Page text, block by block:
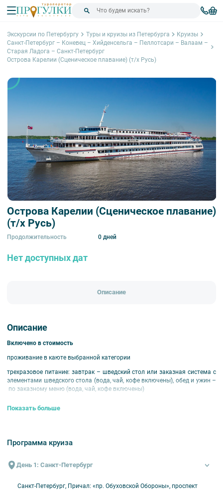
Экскурсии по Петербургу Туры и круизы из Петербурга
Круизы
Санкт-Петербург – Коневец – Хийденсельга – Пеллотсари – Валаам –
Старая Ладога – Санкт-Петербург
Острова Карелии (Сценическое плавание) (т/х Русь)
Острова Карелии (Сценическое плавание)
(т/х Русь)
Продолжительность 0 дней
Нет доступных дат
Описание
Описание
Включено в стоимость
проживание в каюте выбранной категории
трехразовое питание: завтрак – шведский стол или заказная система с
элементами шведского стола (вода, чай, кофе включены), обед и ужин –
по заказному меню (вода, чай, кофе включены)
путевая информация на борту
Дополнительные напитки (бесплатно):
Показать больше
Программа круиза
День 1: Санкт-Петербург
Санкт-Петербург, Причал: «пр. Обуховской Обороны», проспект